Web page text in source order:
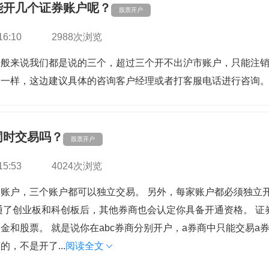
几个证券账户呢？ 股票开户
2988次浏览
来说我们都是说的三个，超过三个开不出沪市账户，只能注
样，这边建议具体的咨询客户经理或者打客服电话进行咨询
交易吗？ 股票开户
4024次浏览
户，三个账户都可以独立交易。 另外，每家账户都必须独立
创业板和科创板后，其他券商也会认定你具备开通资格。
和股票。 就是说你在abc券商分别开户，a券商中只能交易a
，不是开了...阅读全文